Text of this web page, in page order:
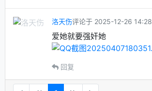
洛天伤评论于 2025-12-26 14:28
爱她就要强奸她
回复